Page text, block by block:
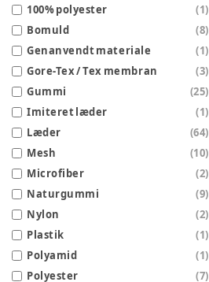
100% polyester (1)
Bomuld
(8)
Genanvendt materiale
(1)
Gore-Tex / Tex membran
(3)
Gummi
(25)
Imiteret læder
(1)
Læder
(64)
Mesh
(10)
Microfiber
(2)
Naturgummi
(9)
Nylon
(2)
Plastik
(1)
Polyamid
(1)
Polyester
(7)